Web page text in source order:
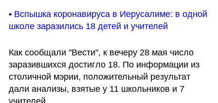
• Вспышка коронавируса в Иерусалиме: в одной
школе заразились 18 детей и учителей
Как сообщали "Вести", к вечеру 28 мая число
заразившихся достигло 18. По информации из
столичной мэрии, положительный результат
дали анализы, взятые у 11 школьников и 7
учителей.